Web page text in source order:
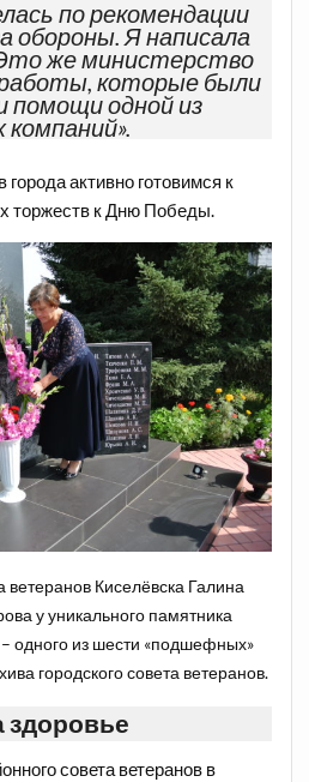
по рекомендации
обороны. Я написала
же министерство
которые были
помощи одной из
активно готовимся к
торжеств к Дню Победы.
ветеранов Киселёвска Галина
у уникального памятника
из шести «подшефных»
городского совета ветеранов.
здоровье
совета ветеранов в